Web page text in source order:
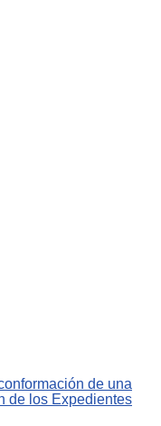
de una
de los Expedientes